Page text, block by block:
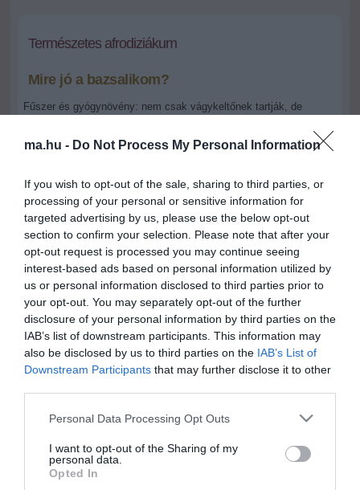
ma.hu - Do Not Process My Personal Information
If you wish to opt-out of the sale, sharing to third parties, or
processing of your personal or sensitive information for
targeted advertising by us, please use the below opt-out
section to confirm your selection. Please note that after your
opt-out request is processed you may continue seeing
interest-based ads based on personal information utilized by
us or personal information disclosed to third parties prior to
your opt-out. You may separately opt-out of the further
disclosure of your personal information by third parties on the
IAB’s list of downstream participants. This information may
also be disclosed by us to third parties on the IAB’s List of
Downstream Participants that may further disclose it to other
Please note that this website/app uses one or more Google
not limited to your visit or usage behaviour. You may click to
grant or deny consent to Google and its third-party tags to
use your data for below specified purposes in below Google
Personal Data Processing Opt Outs
I want to opt-out of the Sharing of my
personal data.
Opted In
Természetes afrodiziákum
Mire jó a bazsalikom?
Fűszer és gyógynövény: nem csak vágykeltőnek tartják, de
laptopkonyha.hu
+ -
A népi gyógyászatban étvágygerjesztőnek, vizelet- és
szélhajtónak, köhögéscsillapítónak használják. Főzetét külsőleg
borogatásra, torokgyulladás esetén öblögetésre is alkalmazzák.
A kerti bazsalikom leveléből készült forrázatot gyomorrontás és
étvágytalanság esetén alkalmazzák. Segít a felfúvódás
kezelésében, jó szélhajtó. Összehúzó hatása enyhíti a
garatgyulladás tüneteit. Külsőleg alkalmazott alkoholos kivonata a
sebgyógyulást elősegítő kenőcsök egyik alapanyaga; sebekre,
sérülésekre ajánlott; a bazsalikomot gyakran más növényekkel
(menta, fűszerkömény) együtt használják.
Olvass még több cikket az egészséges táplákozásról